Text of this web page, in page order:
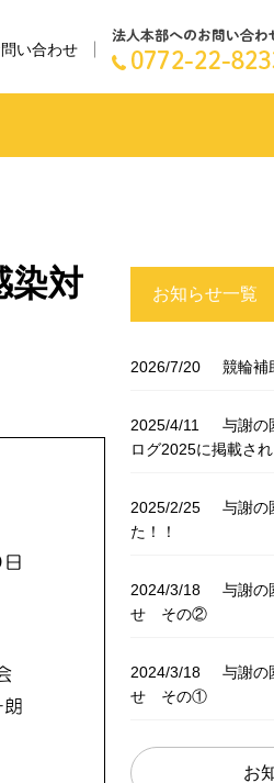
い合わせ
染対
お知らせ一覧
2026/7/20 競輪補
2025/4/11
与謝の
ログ2025に掲載され
2025/2/25
与謝の
た！！
2024/3/18
与謝の
せ その②
2024/3/18
与謝の
せ その①
お